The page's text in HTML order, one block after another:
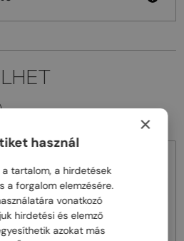
×
használ
tartalom, a hirdetések
a forgalom elemzésére.
vonatkozó
hirdetési és elemző
azokat más